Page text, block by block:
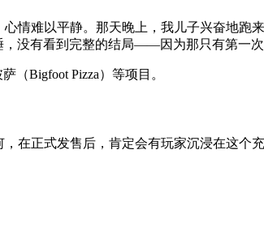
情难以平静。那天晚上，我儿子兴奋地跑
没有看到完整的结局——因为那只有第一次
（Bigfoot Pizza）等项目。
在正式发售后，肯定会有玩家沉浸在这个